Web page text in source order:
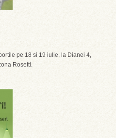
pe 18 si 19 iulie, la Dianei 4,
Rosetti.